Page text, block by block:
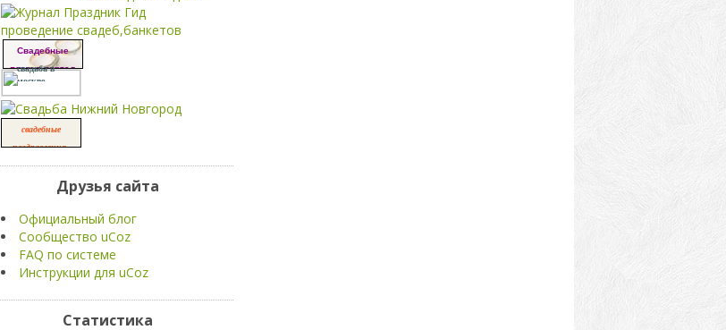
проведение свадеб,банкетов
Свадебные
платья портал
свадьба в
москве
свадебные
поздравления,
свадьба
Друзья сайта
Официальный блог
Сообщество uCoz
FAQ по системе
Инструкции для uCoz
Статистика